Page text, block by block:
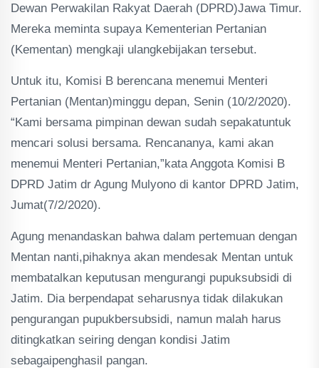
Dewan Perwakilan Rakyat Daerah (DPRD)Jawa Timur.
Mereka meminta supaya Kementerian Pertanian
(Kementan) mengkaji ulangkebijakan tersebut.
Untuk itu, Komisi B berencana menemui Menteri
Pertanian (Mentan)minggu depan, Senin (10/2/2020).
“Kami bersama pimpinan dewan sudah sepakatuntuk
mencari solusi bersama. Rencananya, kami akan
menemui Menteri Pertanian,”kata Anggota Komisi B
DPRD Jatim dr Agung Mulyono di kantor DPRD Jatim,
Jumat(7/2/2020).
Agung menandaskan bahwa dalam pertemuan dengan
Mentan nanti,pihaknya akan mendesak Mentan untuk
membatalkan keputusan mengurangi pupuksubsidi di
Jatim. Dia berpendapat seharusnya tidak dilakukan
pengurangan pupukbersubsidi, namun malah harus
ditingkatkan seiring dengan kondisi Jatim
sebagaipenghasil pangan.